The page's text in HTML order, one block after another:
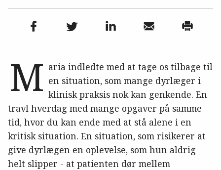
M aria indledte med at tage os tilbage til
en situation, som mange dyrlæger i
klinisk praksis nok kan genkende. En
travl hverdag med mange opgaver på samme
tid, hvor du kan ende med at stå alene i en
kritisk situation. En situation, som risikerer at
give dyrlægen en oplevelse, som hun aldrig
helt slipper - at patienten dør mellem